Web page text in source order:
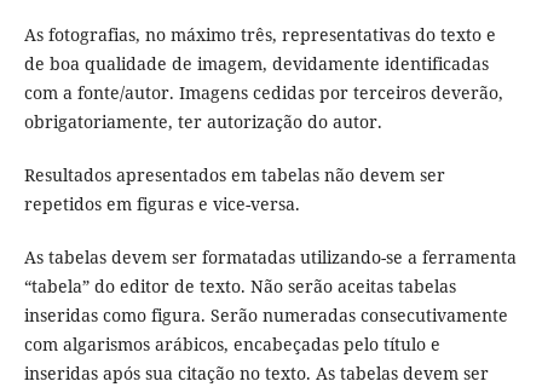
As fotografias, no máximo três, representativas do texto e
de boa qualidade de imagem, devidamente identificadas
com a fonte/autor. Imagens cedidas por terceiros deverão,
obrigatoriamente, ter autorização do autor.
Resultados apresentados em tabelas não devem ser
repetidos em figuras e vice-versa.
As tabelas devem ser formatadas utilizando-se a ferramenta
“tabela” do editor de texto. Não serão aceitas tabelas
inseridas como figura. Serão numeradas consecutivamente
com algarismos arábicos, encabeçadas pelo título e
inseridas após sua citação no texto. As tabelas devem ser